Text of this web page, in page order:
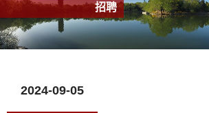
招聘
2024-09-05